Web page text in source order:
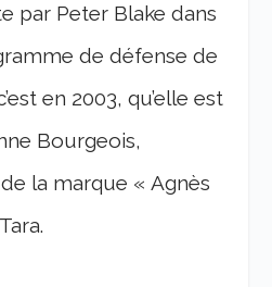
par Peter Blake dans
de défense de
en 2003, qu’elle est
Bourgeois,
la marque « Agnès